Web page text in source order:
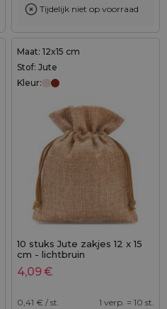
Tijdelijk niet op voorraad
Maat: 12x15 cm
Stof: Jute
Kleur:
10 stuks Jute zakjes 12 x 15
cm - lichtbruin
4,09€
0,41 € / st. 1 verp. = 10 st.